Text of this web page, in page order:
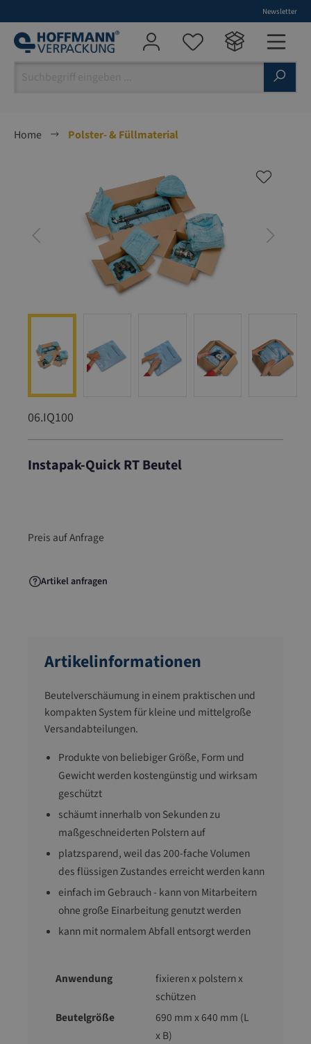
Newsletter
Home
Polster- & Füllmaterial
06.IQ100
Instapak-Quick RT Beutel
Preis auf Anfrage
Artikel anfragen
Artikelinformationen
Beutelverschäumung in einem praktischen und
kompakten System für kleine und mittelgroße
Versandabteilungen.
Produkte von beliebiger Größe, Form und
Gewicht werden kostengünstig und wirksam
geschützt
schäumt innerhalb von Sekunden zu
maßgeschneiderten Polstern auf
platzsparend, weil das 200-fache Volumen
des flüssigen Zustandes erreicht werden kann
einfach im Gebrauch - kann von Mitarbeitern
ohne große Einarbeitung genutzt werden
kann mit normalem Abfall entsorgt werden
Anwendung
fixieren x polstern x
schützen
Beutelgröße
690 mm x 640 mm (L
x B)